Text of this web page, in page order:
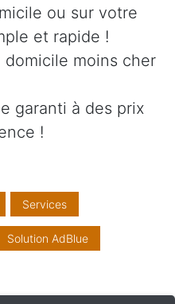
ou sur votre
et rapide !
moins cher
garanti à des prix
!
Services
Solution AdBlue